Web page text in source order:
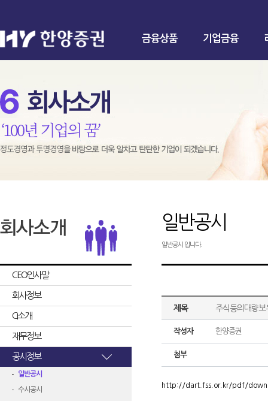
금융상품 기업금융
CEO인사말
회사정보
CI소개
재무정보
공시정보
일반공시
수시공시
일반공시
일반공시 입니다.
제목 주식등의대량보
작성자 한양증권
첨부
http://dart.fss.or.kr/pdf/